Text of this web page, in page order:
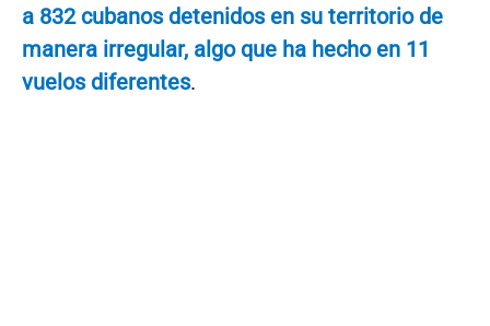
a 832 cubanos detenidos en su territorio de
manera irregular, algo que ha hecho en 11
vuelos diferentes.